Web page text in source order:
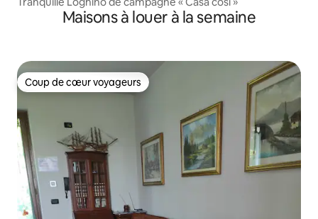
Maisons à louer à la semaine
Coup de cœur voyageurs
Coup de cœur voyageurs